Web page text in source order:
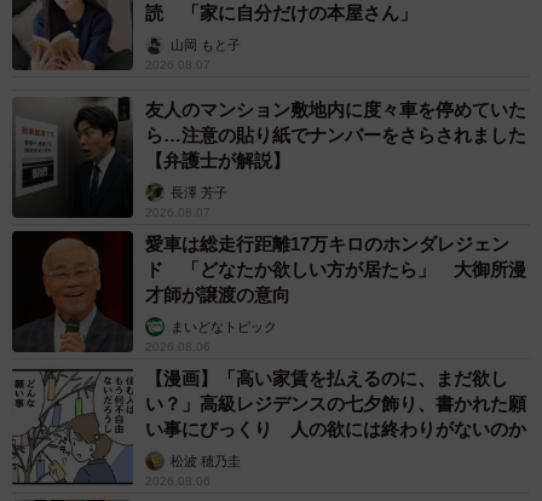
読 「家に自分だけの本屋さん」
山岡 もと子
2026.08.07
友人のマンション敷地内に度々車を停めていた
ら…注意の貼り紙でナンバーをさらされました
【弁護士が解説】
長澤 芳子
2026.08.07
愛車は総走行距離17万キロのホンダレジェン
ド 「どなたか欲しい方が居たら」 大御所漫
才師が譲渡の意向
まいどなトピック
2026.08.06
【漫画】「高い家賃を払えるのに、まだ欲し
い？」高級レジデンスの七夕飾り、書かれた願
い事にびっくり 人の欲には終わりがないのか
松波 穂乃圭
2026.08.06